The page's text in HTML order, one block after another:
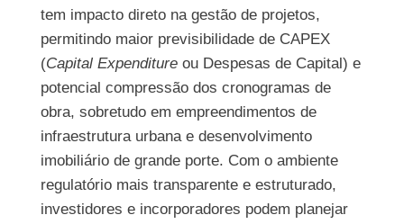
tem impacto direto na gestão de projetos,
permitindo maior previsibilidade de CAPEX
(Capital Expenditureou Despesas de Capital) e
potencial compressão dos cronogramas de
obra, sobretudo em empreendimentos de
infraestrutura urbana e desenvolvimento
imobiliário de grande porte. Com o ambiente
regulatório mais transparente e estruturado,
investidores e incorporadores podem planejar